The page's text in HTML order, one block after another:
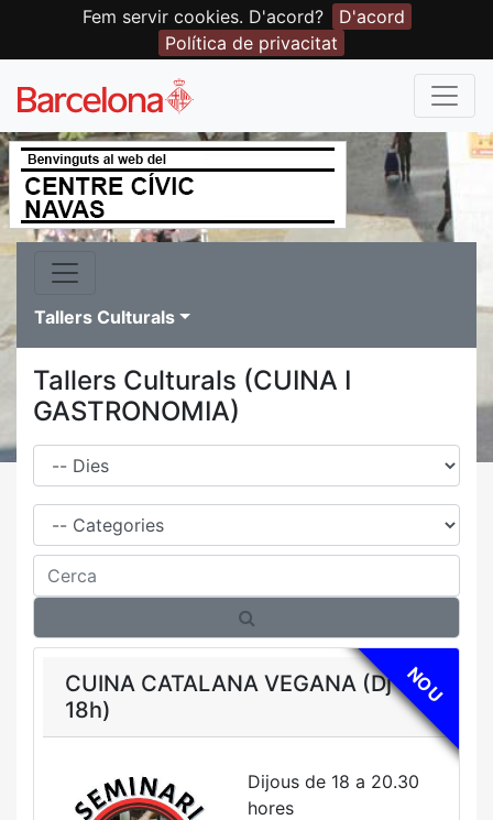
Fem servir cookies. D'acord?
D'acord
Política de privacitat
Tallers Culturals
Tallers Culturals (CUINA I
GASTRONOMIA)
Dies
Família
Cerca
NOU
CUINA CATALANA VEGANA (Dj
18h)
Dijous de 18 a 20.30
hores